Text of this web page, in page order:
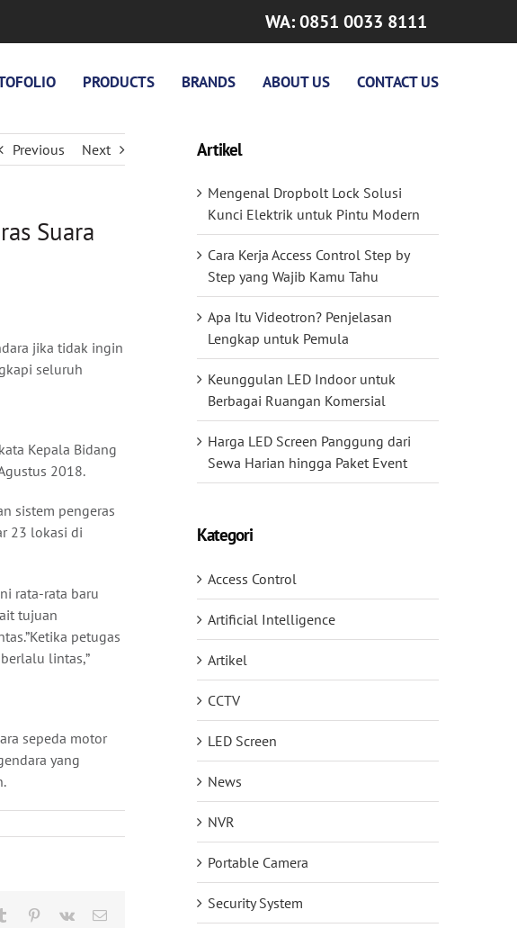
WA: 0851 0033 8111
PRODUCTS BRANDS ABOUT US CONTACT US
Previous Next
Suara
jika tidak ingin
seluruh
Kepala Bidang
2018.
sistem pengeras
23 lokasi di
rata-rata baru
tujuan
petugas
lintas,”
sepeda motor
yang
Tumblr Pinterest
Vk Email
Artikel
Mengenal Dropbolt Lock Solusi
Kunci Elektrik untuk Pintu Modern
Cara Kerja Access Control Step by
Step yang Wajib Kamu Tahu
Apa Itu Videotron? Penjelasan
Lengkap untuk Pemula
Keunggulan LED Indoor untuk
Berbagai Ruangan Komersial
Harga LED Screen Panggung dari
Sewa Harian hingga Paket Event
Kategori
Access Control
Artificial Intelligence
Artikel
CCTV
LED Screen
News
NVR
Portable Camera
Security System